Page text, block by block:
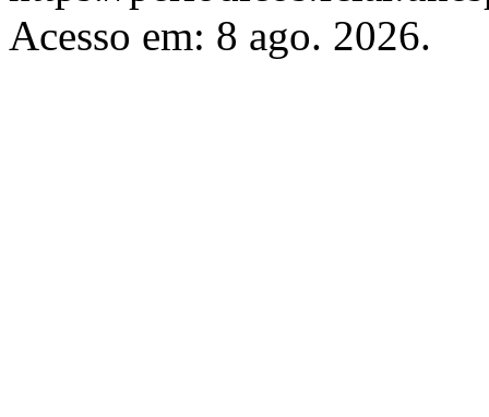
Acesso em: 8 ago. 2026.